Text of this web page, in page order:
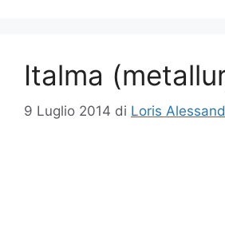
Italma
9 Luglio 2014 di Loris